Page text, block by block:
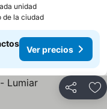
unidadVer precios
de la ciudad
Ver precios
Compartir